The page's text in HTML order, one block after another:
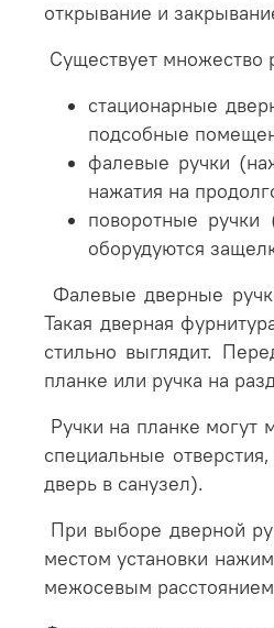
открывание и
Существует множество
стационарные
подсобные
фалевые ручки
нажатия на
поворотные ручки
оборудуются
Фалевые дверные
Такая дверная
стильно выглядит.
планке или ручка на
Ручки на планке могут
специальные
дверь в санузел).
При выборе дверной
местом установки
межосевым